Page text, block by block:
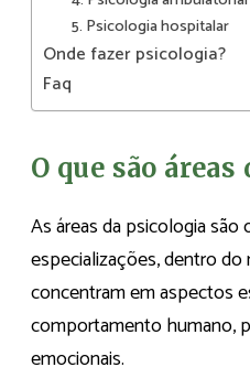
5. Psicologia hospitalar
Onde fazer psicologia?
Faq
O que são
As áreas da psicologia
especializações, dentro
concentram em aspectos
comportamento humano,
emocionais.